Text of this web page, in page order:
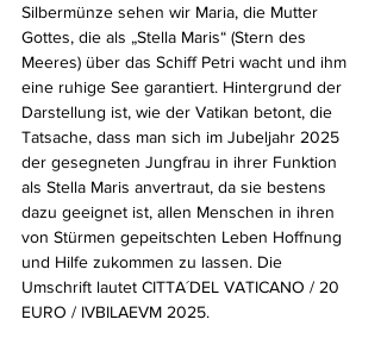
Silbermünze sehen wir Maria, die Mutter
Gottes, die als „Stella Maris“ (Stern des
Meeres) über das Schiff Petri wacht und ihm
eine ruhige See garantiert. Hintergrund der
Darstellung ist, wie der Vatikan betont, die
Tatsache, dass man sich im Jubeljahr 2025
der gesegneten Jungfrau in ihrer Funktion
als Stella Maris anvertraut, da sie bestens
dazu geeignet ist, allen Menschen in ihren
von Stürmen gepeitschten Leben Hoffnung
und Hilfe zukommen zu lassen. Die
Umschrift lautet CITTA´DEL VATICANO / 20
EURO / IVBILAEVM 2025.